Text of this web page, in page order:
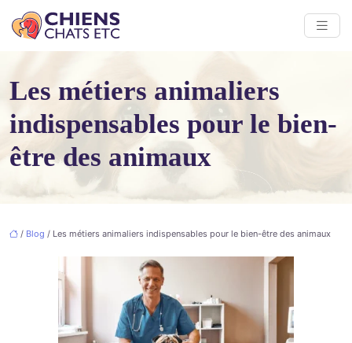
Les métiers animaliers
indispensables pour le bien-
être des animaux
/ Blog / Les métiers animaliers indispensables pour le bien-être des animaux